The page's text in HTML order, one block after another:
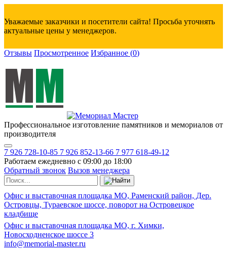
Уважаемые заказчики и посетители сайта! Просьба уточнять
актуальные цены у менеджеров.
Отзывы Просмотренное Избранное (0)
Профессиональное изготовление памятников и мемориалов от
производителя
7 926 728-10-85 7 926 852-13-66 7 977 618-49-12
Работаем ежедневно с 09:00 до 18:00
Обратный звонок Вызов менеджера
Офис и выставочная площадка МО, Раменский район, Дер.
Островцы, Тураевское шоссе, поворот на Островецкое
кладбище
Офис и выставочная площадка МО, г. Химки,
Новосходненское шоссе 3
info@memorial-master.ru